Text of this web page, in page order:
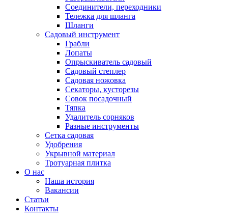
Соединители, переходники
Тележка для шланга
Шланги
Садовый инструмент
Грабли
Лопаты
Опрыскиватель садовый
Садовый степлер
Садовая ножовка
Секаторы, кусторезы
Совок посадочный
Тяпка
Удалитель сорняков
Разные инструменты
Сетка садовая
Удобрения
Укрывной материал
Тротуарная плитка
О нас
Наша история
Вакансии
Статьи
Контакты